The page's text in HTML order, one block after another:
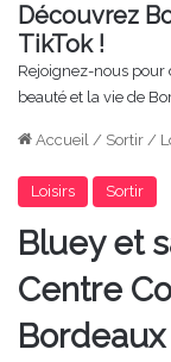
Découvrez
TikTok !
Rejoignez-nous
beauté et la vie de
Accueil / Sortir /
Loisirs Sortir
Bluey et
Centre